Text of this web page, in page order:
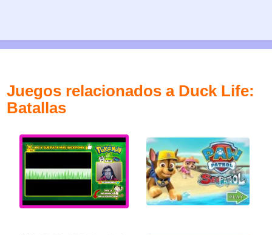
Juegos relacionados a Duck Life:
Batallas